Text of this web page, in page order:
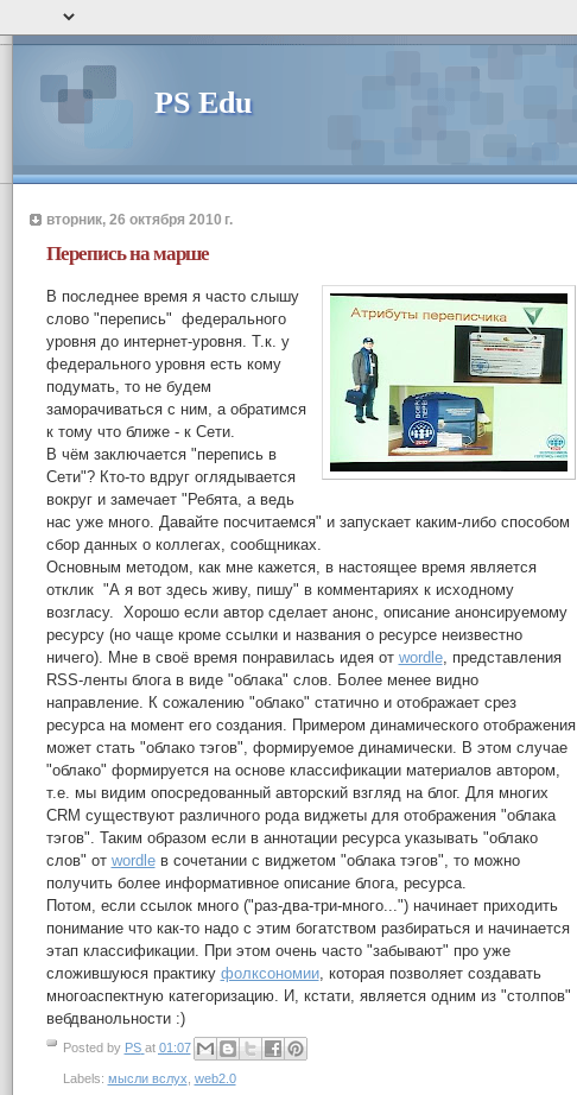
PS Edu
вторник, 26 октября 2010 г.
Перепись на марше
В последнее время я часто слышу
слово "перепись" федерального
уровня до интернет-уровня. Т.к. у
федерального уровня есть кому
подумать, то не будем
заморачиваться с ним, а обратимся
к тому что ближе - к Сети.
В чём заключается "перепись в
Сети"? Кто-то вдруг оглядывается
вокруг и замечает "Ребята, а ведь
нас уже много. Давайте посчитаемся" и запускает каким-либо способом
сбор данных о коллегах, сообщниках.
Основным методом, как мне кажется, в настоящее время является
отклик "А я вот здесь живу, пишу" в комментариях к исходному
возгласу. Хорошо если автор сделает анонс, описание анонсируемому
ресурсу (но чаще кроме ссылки и названия о ресурсе неизвестно
ничего). Мне в своё время понравилась идея от wordle, представления
RSS-ленты блога в виде "облака" слов. Более менее видно
направление. К сожалению "облако" статично и отображает срез
ресурса на момент его создания. Примером динамического отображения
может стать "облако тэгов", формируемое динамически. В этом случае
"облако" формируется на основе классификации материалов автором,
т.е. мы видим опосредованный авторский взгляд на блог. Для многих
CRM существуют различного рода виджеты для отображения "облака
тэгов". Таким образом если в аннотации ресурса указывать "облако
слов" от wordleв сочетании с виджетом "облака тэгов", то можно
получить более информативное описание блога, ресурса.
Потом, если ссылок много ("раз-два-три-много...") начинает приходить
понимание что как-то надо с этим богатством разбираться и начинается
этап классификации. При этом очень часто "забывают" про уже
сложившуюся практику фолксономии, которая позволяет создавать
многоаспектную категоризацию. И, кстати, является одним из "столпов"
вебдванольности :)
Posted by PS at 01:07
Labels: мысли вслух web2.0